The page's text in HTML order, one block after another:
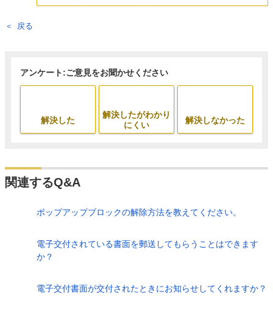
戻る
アンケート:ご意見をお聞かせください
解決した
解決したがわかり
にくい
解決しなかった
関連するQ&A
ポップアップブロックの解除方法を教えてください。
電子交付されている書面を郵送してもらうことはできます
か？
電子交付書面が交付されたときにお知らせしてくれますか？